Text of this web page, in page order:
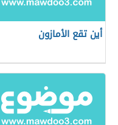
أين تقع الأمازون